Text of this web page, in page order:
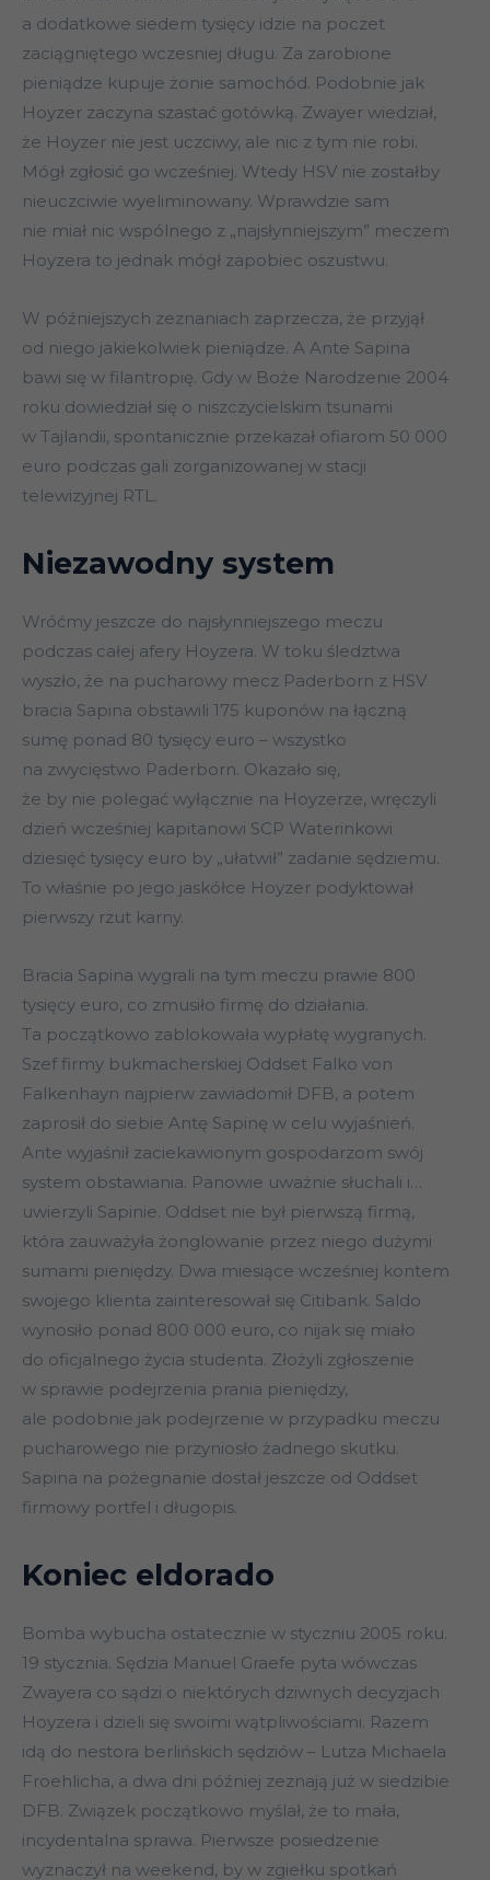
a dodatkowe siedem tysięcy idzie na poczet
zaciągniętego wczesniej długu. Za zarobione
pieniądze kupuje żonie samochód. Podobnie jak
Hoyzer zaczyna szastać gotówką. Zwayer wiedział,
że Hoyzer nie jest uczciwy, ale nic z tym nie robi.
Mógł zgłosić go wcześniej. Wtedy HSV nie zostałby
nieuczciwie wyeliminowany. Wprawdzie sam
nie miał nic wspólnego z „najsłynniejszym” meczem
Hoyzera to jednak mógł zapobiec oszustwu.
W późniejszych zeznaniach zaprzecza, że przyjął
od niego jakiekolwiek pieniądze. A Ante Sapina
bawi się w filantropię. Gdy w Boże Narodzenie 2004
roku dowiedział się o niszczycielskim tsunami
w Tajlandii, spontanicznie przekazał ofiarom 50 000
euro podczas gali zorganizowanej w stacji
telewizyjnej RTL.
Niezawodny system
Wróćmy jeszcze do najsłynniejszego meczu
podczas całej afery Hoyzera. W toku śledztwa
wyszło, że na pucharowy mecz Paderborn z HSV
bracia Sapina obstawili 175 kuponów na łączną
sumę ponad 80 tysięcy euro – wszystko
na zwycięstwo Paderborn. Okazało się,
że by nie polegać wyłącznie na Hoyzerze, wręczyli
dzień wcześniej kapitanowi SCP Waterinkowi
dziesięć tysięcy euro by „ułatwił” zadanie sędziemu.
To właśnie po jego jaskółce Hoyzer podyktował
pierwszy rzut karny.
Bracia Sapina wygrali na tym meczu prawie 800
tysięcy euro, co zmusiło firmę do działania.
Ta początkowo zablokowała wypłatę wygranych.
Szef firmy bukmacherskiej Oddset Falko von
Falkenhayn najpierw zawiadomił DFB, a potem
zaprosił do siebie Antę Sapinę w celu wyjaśnień.
Ante wyjaśnił zaciekawionym gospodarzom swój
system obstawiania. Panowie uważnie słuchali i…
uwierzyli Sapinie. Oddset nie był pierwszą firmą,
która zauważyła żonglowanie przez niego dużymi
sumami pieniędzy. Dwa miesiące wcześniej kontem
swojego klienta zainteresował się Citibank. Saldo
wynosiło ponad 800 000 euro, co nijak się miało
do oficjalnego życia studenta. Złożyli zgłoszenie
w sprawie podejrzenia prania pieniędzy,
ale podobnie jak podejrzenie w przypadku meczu
pucharowego nie przyniosło żadnego skutku.
Sapina na pożegnanie dostał jeszcze od Oddset
firmowy portfel i długopis.
Koniec eldorado
Bomba wybucha ostatecznie w styczniu 2005 roku.
19 stycznia. Sędzia Manuel Graefe pyta wówczas
Zwayera co sądzi o niektórych dziwnych decyzjach
Hoyzera i dzieli się swoimi wątpliwościami. Razem
idą do nestora berlińskich sędziów – Lutza Michaela
Froehlicha, a dwa dni później zeznają już w siedzibie
DFB. Związek początkowo myślał, że to mała,
incydentalna sprawa. Pierwsze posiedzenie
wyznaczył na weekend, by w zgiełku spotkań